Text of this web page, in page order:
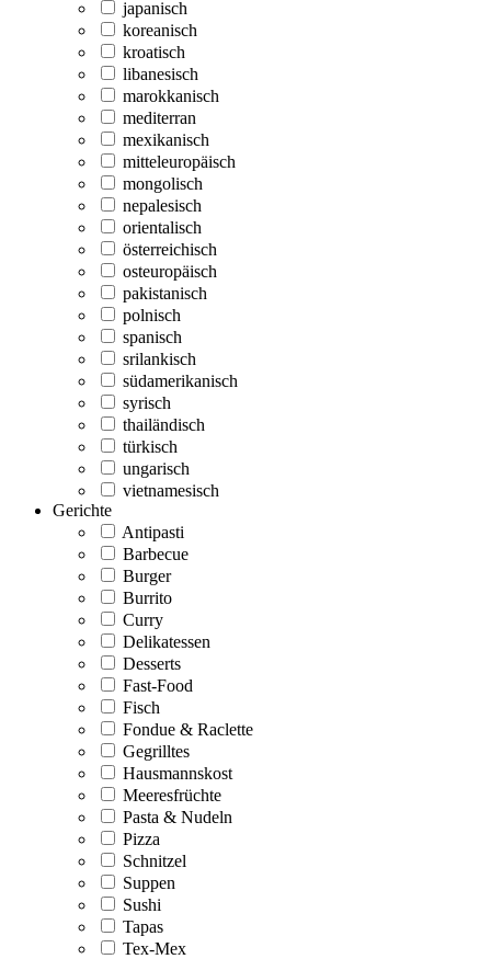
japanisch
koreanisch
kroatisch
libanesisch
marokkanisch
mediterran
mexikanisch
mitteleuropäisch
mongolisch
nepalesisch
orientalisch
österreichisch
osteuropäisch
pakistanisch
polnisch
spanisch
srilankisch
südamerikanisch
syrisch
thailändisch
türkisch
ungarisch
vietnamesisch
Gerichte
Antipasti
Barbecue
Burger
Burrito
Curry
Delikatessen
Desserts
Fast-Food
Fisch
Fondue & Raclette
Gegrilltes
Hausmannskost
Meeresfrüchte
Pasta & Nudeln
Pizza
Schnitzel
Suppen
Sushi
Tapas
Tex-Mex